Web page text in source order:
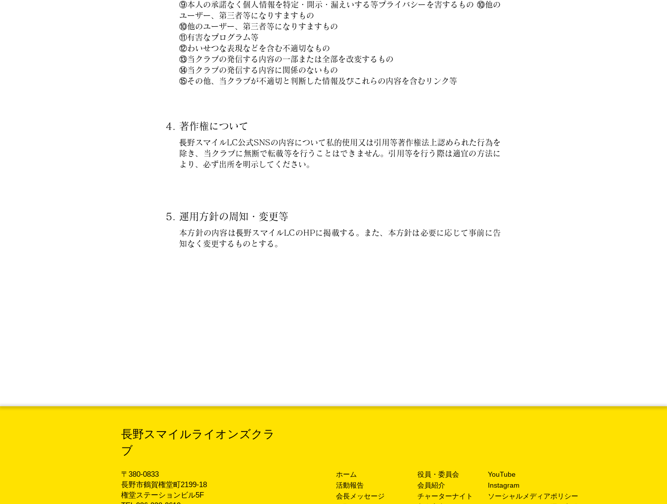
⑨本人の承諾なく個人情報を特定・開示・漏えいする等プライバシーを害するもの ⑩他の
ユーザー、第三者等になりすますもの
⑩他のユーザー、第三者等になりすますもの
⑪有害なプログラム等
⑫わいせつな表現などを含む不適切なもの
⑬当クラブの発信する内容の一部または全部を改変するもの
⑭当クラブの発信する内容に関係のないもの
⑮その他、当クラブが不適切と判断した情報及びこれらの内容を含むリンク等
4. 著作権について
⾧野スマイルLC公式SNSの内容について私的使用又は引用等著作権法上認められた行為を
除き、当クラブに無断で転載等を行うことはできません。引用等を行う際は適宜の方法に
より、必ず出所を明示してください。
5. 運用方針の周知・変更等
本方針の内容は⾧野スマイルLCのHPに掲載する。また、本方針は必要に応じて事前に告
知なく変更するものとする。
長野スマイルライオンズクラ
ブ
〒380-0833
長野市鶴賀権堂町2199-18
権堂ステーションビル5F
ホーム
活動報告
会長メッセージ
役員・委員会
​会員紹介
​チャーターナイト
YouTube
Instagram
ソーシャルメディアポリシー